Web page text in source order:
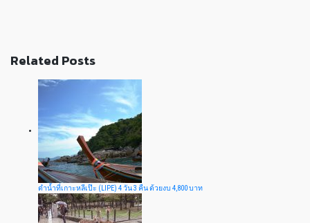
Related Posts
ดำน้ำที่เกาะหลีเป๊ะ (LIPE) 4 วัน 3 คืน ด้วยงบ 4,800 บาท